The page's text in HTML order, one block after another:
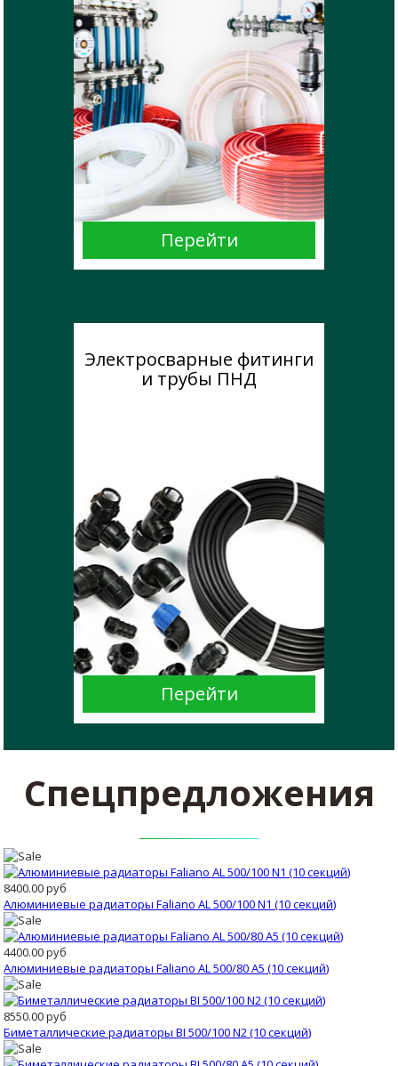
Электросварные фитинги
и трубы ПНД
Спецпредложения
8400.00 руб
Алюминиевые радиаторы Faliano AL 500/100 N1 (10 секций)
4400.00 руб
Алюминиевые радиаторы Faliano AL 500/80 A5 (10 секций)
8550.00 руб
Биметаллические радиаторы BI 500/100 N2 (10 секций)